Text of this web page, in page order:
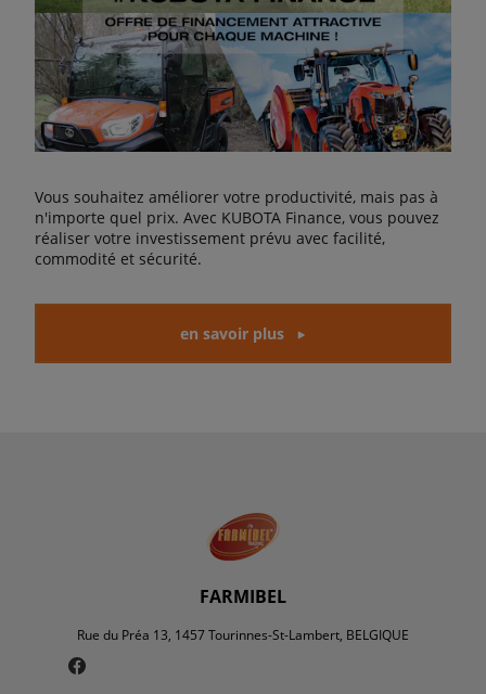
Vous souhaitez améliorer votre productivité, mais pas à
n'importe quel prix. Avec KUBOTA Finance, vous pouvez
réaliser votre investissement prévu avec facilité,
commodité et sécurité.
en savoir plus
FARMIBEL
Rue du Préa 13, 1457 Tourinnes-St-Lambert, BELGIQUE